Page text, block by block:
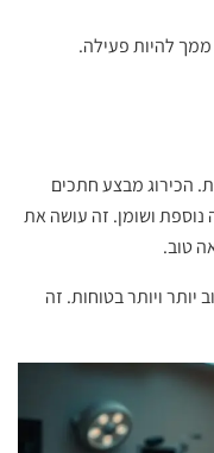
ממך להיות פעילה.
הכירוג מבצע חתכים
נוספת ושומן. זה עושה את
טוב.
ויותר בטוחות. זה